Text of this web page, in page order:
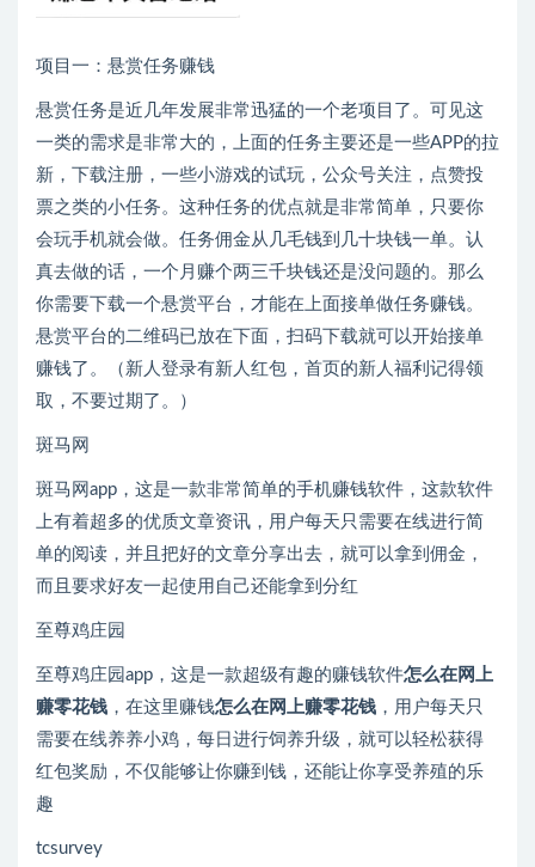
项目一：悬赏任务赚钱
悬赏任务是近几年发展非常迅猛的一个老项目了。可见这
一类的需求是非常大的，上面的任务主要还是一些APP的拉
新，下载注册，一些小游戏的试玩，公众号关注，点赞投
票之类的小任务。这种任务的优点就是非常简单，只要你
会玩手机就会做。任务佣金从几毛钱到几十块钱一单。认
真去做的话，一个月赚个两三千块钱还是没问题的。那么
你需要下载一个悬赏平台，才能在上面接单做任务赚钱。
悬赏平台的二维码已放在下面，扫码下载就可以开始接单
赚钱了。（新人登录有新人红包，首页的新人福利记得领
取，不要过期了。）
斑马网
斑马网app，这是一款非常简单的手机赚钱软件，这款软件
上有着超多的优质文章资讯，用户每天只需要在线进行简
单的阅读，并且把好的文章分享出去，就可以拿到佣金，
而且要求好友一起使用自己还能拿到分红
至尊鸡庄园
至尊鸡庄园app，这是一款超级有趣的赚钱软件怎么在网上
赚零花钱 ，在这里赚钱怎么在网上赚零花钱 ，用户每天只
需要在线养养小鸡，每日进行饲养升级，就可以轻松获得
红包奖励，不仅能够让你赚到钱，还能让你享受养殖的乐
趣
tcsurvey